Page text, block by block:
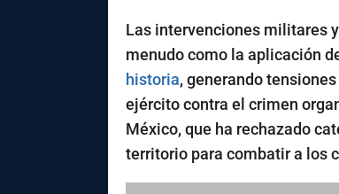
Las intervenciones militares
menudo como la aplicación
historia, generando
ejército contra el crimen
México, que ha rechazado
territorio para combatir a los